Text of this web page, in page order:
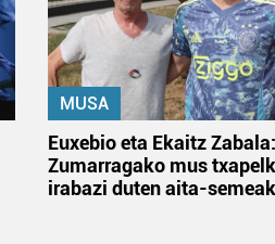
MUSA
Euxebio eta Ekaitz Zabala:
Zumarragako mus
irabazi duten aita-semeak